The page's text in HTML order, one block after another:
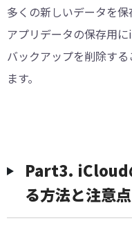
多くの新しいデータを
アプリデータの保存用
バックアップを削除す
ます。
Part3. iCloud
る方法と注意点